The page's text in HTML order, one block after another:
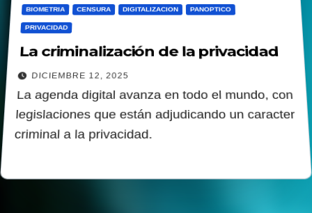
BIOMETRIA CENSURA DIGITALIZACION PANOPTICO
PRIVACIDAD
La criminalización de la privacidad
DICIEMBRE 12, 2025
La agenda digital avanza en todo el mundo, con
legislaciones que están adjudicando un caracter
criminal a la privacidad.